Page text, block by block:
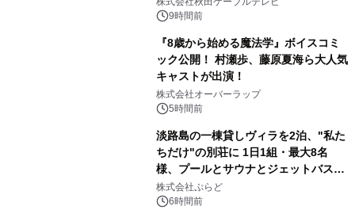
るパッケージ～ 9月1日(火)秋田県内で
9時間前
『8歳から始める魔法学』ボイスコミ
ック公開！ 村瀬歩、藤原夏海ら大人気
キャストが出演！
株式会社オーバーラップ
5時間前
淡路島の一棟貸しヴィラを2泊、"私た
ちだけ"の別荘に 1日1組・最大8名
様、プールとサウナとジェットバス付
きで Villa Mon Temps AWAJIの連泊
素泊りプラン
株式会社ぷらど
6時間前